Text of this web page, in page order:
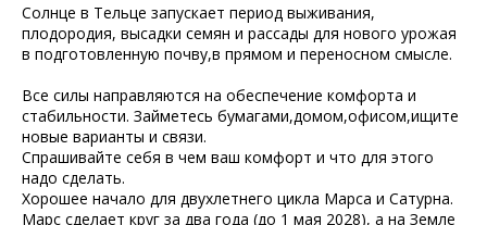
Солнце в Тельце запускает период выживания,
плодородия, высадки семян и рассады для нового урожая
в подготовленную почву,в прямом и переносном смысле.
Все силы направляются на обеспечение комфорта и
стабильности. Займетесь бумагами,домом,офисом,ищите
новые варианты и связи.
Спрашивайте себя в чем ваш комфорт и что для этого
надо сделать.
Хорошее начало для двухлетнего цикла Марса и Сатурна.
Марс сделает круг за два года (до 1 мая 2028), а на Земле